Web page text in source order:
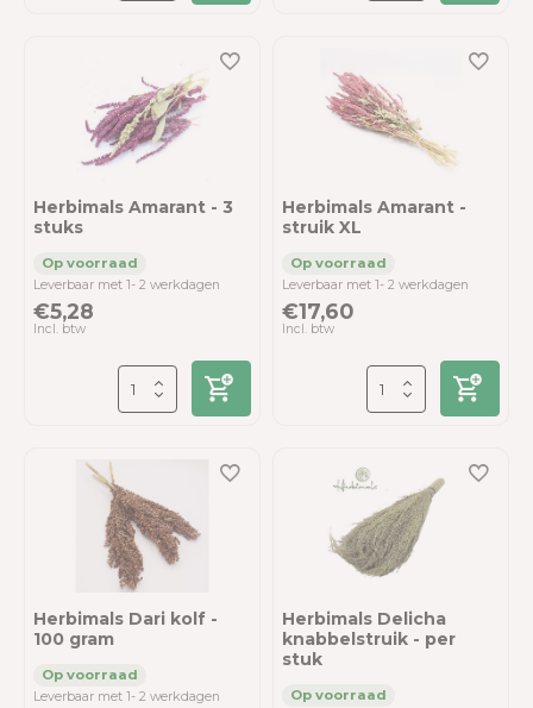
Herbimals Amarant - 3
stuks
Leverbaar met 1- 2 werkdagen
€5,28
Incl. btw
Herbimals Amarant -
struik XL
Leverbaar met 1- 2 werkdagen
€17,60
Incl. btw
Herbimals Dari kolf -
100 gram
Leverbaar met 1- 2 werkdagen
Herbimals Delicha
knabbelstruik - per
stuk